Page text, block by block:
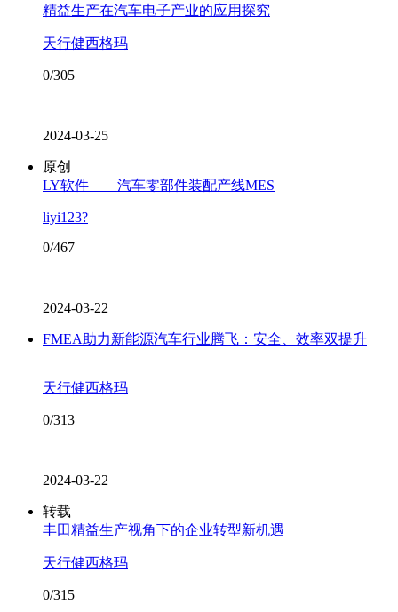
精益生产在汽车电子产业的应用探究
天行健西格玛
0/305
2024-03-25
原创
LY软件——汽车零部件装配产线MES
liyi123?
0/467
2024-03-22
FMEA助力新能源汽车行业腾飞：安全、效率双提升
天行健西格玛
0/313
2024-03-22
转载
丰田精益生产视角下的企业转型新机遇
天行健西格玛
0/315